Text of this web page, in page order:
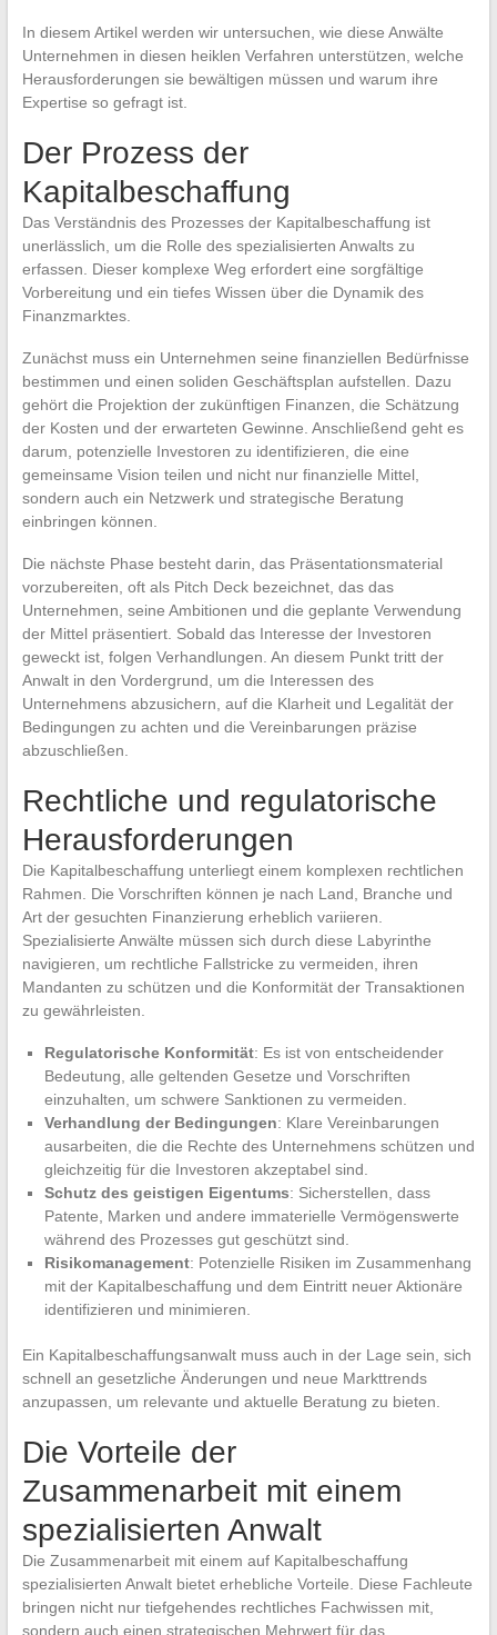
In diesem Artikel werden wir untersuchen, wie diese Anwälte
Unternehmen in diesen heiklen Verfahren unterstützen, welche
Herausforderungen sie bewältigen müssen und warum ihre
Expertise so gefragt ist.
Der Prozess der
Kapitalbeschaffung
Das Verständnis des Prozesses der Kapitalbeschaffung ist
unerlässlich, um die Rolle des spezialisierten Anwalts zu
erfassen. Dieser komplexe Weg erfordert eine sorgfältige
Vorbereitung und ein tiefes Wissen über die Dynamik des
Finanzmarktes.
Zunächst muss ein Unternehmen seine finanziellen Bedürfnisse
bestimmen und einen soliden Geschäftsplan aufstellen. Dazu
gehört die Projektion der zukünftigen Finanzen, die Schätzung
der Kosten und der erwarteten Gewinne. Anschließend geht es
darum, potenzielle Investoren zu identifizieren, die eine
gemeinsame Vision teilen und nicht nur finanzielle Mittel,
sondern auch ein Netzwerk und strategische Beratung
einbringen können.
Die nächste Phase besteht darin, das Präsentationsmaterial
vorzubereiten, oft als Pitch Deck bezeichnet, das das
Unternehmen, seine Ambitionen und die geplante Verwendung
der Mittel präsentiert. Sobald das Interesse der Investoren
geweckt ist, folgen Verhandlungen. An diesem Punkt tritt der
Anwalt in den Vordergrund, um die Interessen des
Unternehmens abzusichern, auf die Klarheit und Legalität der
Bedingungen zu achten und die Vereinbarungen präzise
abzuschließen.
Rechtliche und regulatorische
Herausforderungen
Die Kapitalbeschaffung unterliegt einem komplexen rechtlichen
Rahmen. Die Vorschriften können je nach Land, Branche und
Art der gesuchten Finanzierung erheblich variieren.
Spezialisierte Anwälte müssen sich durch diese Labyrinthe
navigieren, um rechtliche Fallstricke zu vermeiden, ihren
Mandanten zu schützen und die Konformität der Transaktionen
zu gewährleisten.
Regulatorische Konformität: Es ist von entscheidender
Bedeutung, alle geltenden Gesetze und Vorschriften
einzuhalten, um schwere Sanktionen zu vermeiden.
Verhandlung der Bedingungen: Klare Vereinbarungen
ausarbeiten, die die Rechte des Unternehmens schützen und
gleichzeitig für die Investoren akzeptabel sind.
Schutz des geistigen Eigentums: Sicherstellen, dass
Patente, Marken und andere immaterielle Vermögenswerte
während des Prozesses gut geschützt sind.
Risikomanagement: Potenzielle Risiken im Zusammenhang
mit der Kapitalbeschaffung und dem Eintritt neuer Aktionäre
identifizieren und minimieren.
Ein Kapitalbeschaffungsanwalt muss auch in der Lage sein, sich
schnell an gesetzliche Änderungen und neue Markttrends
anzupassen, um relevante und aktuelle Beratung zu bieten.
Die Vorteile der
Zusammenarbeit mit einem
spezialisierten Anwalt
Die Zusammenarbeit mit einem auf Kapitalbeschaffung
spezialisierten Anwalt bietet erhebliche Vorteile. Diese Fachleute
bringen nicht nur tiefgehendes rechtliches Fachwissen mit,
sondern auch einen strategischen Mehrwert für das